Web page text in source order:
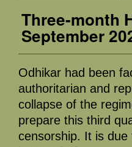
Three-month
September
Odhikar had been
authoritarian and
collapse of the
prepare this third
censorship. It is